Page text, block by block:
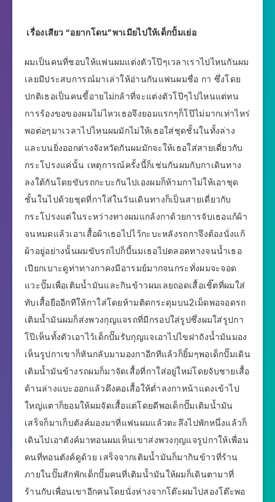
เรื่องเสียว “อยากโดน”พาเมียไปให้เด็กปั้มเย่อ
ผมเป็นคนที่ชอบให้แฟนผมแต่งตัวโป๊ๆเวลาเราไปไหนกันผม
เลยมีประสบการณ์มาเล่าให้อ่านกันแฟนผมชื่อ กา ซึ่งโดย
ปกติเธอเป็นคนขี้อายไม่กล้าที่จะแต่งตัวโป๊ๆไปไหนแต่ทน
การร้องขอของผมไม่ไหวเธอจึงยอมแรกๆก็โป๊ไม่มากเท่าไหร่
พอต่อๆมาเวลาไปไหนผมมักไม่ให้เธอใส่ชุดชั้นในทั้งล่าง
และบนยิ่งออกต่างจังหวัดกันผมมักจะให้เธอใส่สายเดี่ยวกับ
กระโปรงแค่นั้น เหตุการณ์ครั้งนี้ก็เช่นกันผมกับกาเดินทาง
ลงใต้กันโดยขับรถกะบะกันไปเองผมก็ห้ามกาไม่ให้เอาชุด
ชั้นในไปด้วยชุดที่กาใส่ในวันเดินทางก็เป็นสายเดี่ยวกับ
กระโปรงแต่ในระหว่างทางผมแกล้งกาด้วยการจับเธอแก้ผ้า
จนหมดแล้วเอาเสื้อผ้าเธอไปไว้กะบะหลังรถกาจึงต้องนั่งแก้
ผ้าอยู่อย่างนั้นผมขับรถไปก็บี้นมเธอไปตลอดทางจนน้ำเธอ
เปียกเบาะดูท่าทางกาคงมีอารมย์มากจนกระทั่งผมจะจอด
แวะปั๊มเพื่อเติมน้ำมันและกินข้าวผมเลยถอดเสื้อเชิ๊ตที่ผมใส่
ทับเสื้อยืออีกทีให้กาใส่โดยห้ามติดกระดุมบน2เม็ดพอจอดรถ
เติมน้ำมันผมก็ส่งพวงกุญแจรถที่มีกรอปใส่รูปซึ่งผมใส่รูปกา
โป๊เห็นทั้งตัวเอาไว้เด็กปั๊มรับกุญแจเอาไปไขฝาถังน้ำมันมอง
เห็นรูปกาเขาก็หันกลับมามองกาอีกทีแล้วก็ยิ้มๆพอเด็กปั๊มเดิน
เติมน้ำมันข้างรถผมก็มาจัดเสื้อที่กาใส่อยู่ใหม่โดยจับชายเสื้อ
ด้านล่างแบะออกแล้วดึงคอเสื้อให้ต่ำลงกาหน้าแดงเข้าไป
ใหญ่แตาก็ยอมให้ผมจัดเสื้อแต่โดยดีพอเด็กปั๊มเติมน้ำมัน
เสร็จก็มาเก็บตังค์มองมาที่แฟนผมแล้วตะลึงไปพักหนึ่งแล้วก็
เดินไปเอาตังค์มาทอนผมเห็นเขาส่งพวงกุญแจรูปกาให้เพื่อน
คนที่ทอนตังค์ดูด้วย เสร็จจากเติมน้ำมันก็มากินข้าวที่ร้าน
ภายในปั๊มสักพักเด็กปั๊มคนที่เติมน้ำมันให้ผมก็เดินตามาที่
ร้านกับเพื่อนเขาอีกคนโดยนั่งห่างจากโต๊ะผมไปสองโต๊ะพอ